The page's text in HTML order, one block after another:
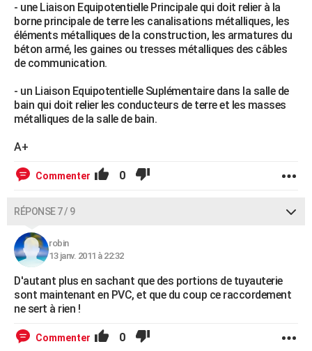
- une Liaison Equipotentielle Principale qui doit relier à la
borne principale de terre les canalisations métalliques, les
éléments métalliques de la construction, les armatures du
béton armé, les gaines ou tresses métalliques des câbles
de communication.
- un Liaison Equipotentielle Suplémentaire dans la salle de
bain qui doit relier les conducteurs de terre et les masses
métalliques de la salle de bain.
A+
Commenter 0
RÉPONSE 7 / 9
robin
13 janv. 2011 à 22:32
D'autant plus en sachant que des portions de tuyauterie
sont maintenant en PVC, et que du coup ce raccordement
ne sert à rien !
Commenter 0